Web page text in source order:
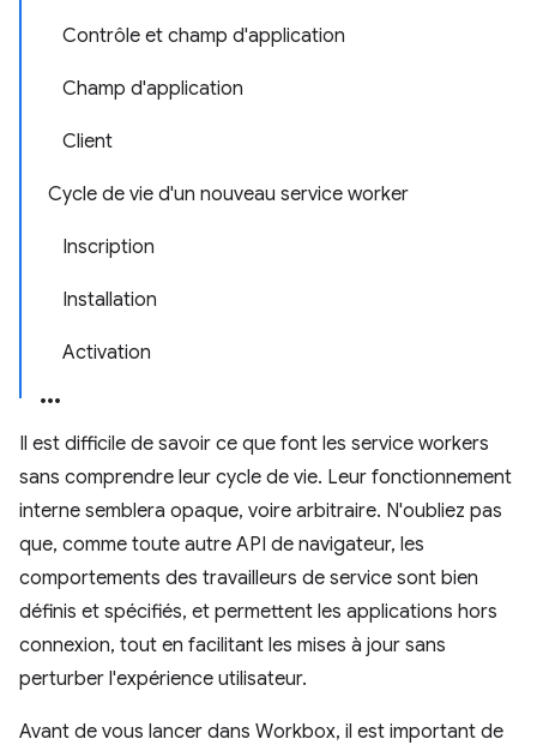
Contrôle et champ d'application
Champ d'application
Client
Cycle de vie d'un nouveau service worker
Inscription
Installation
Activation
Il est difficile de savoir ce que font les service workers
sans comprendre leur cycle de vie. Leur fonctionnement
interne semblera opaque, voire arbitraire. N'oubliez pas
que, comme toute autre API de navigateur, les
comportements des travailleurs de service sont bien
définis et spécifiés, et permettent les applications hors
connexion, tout en facilitant les mises à jour sans
perturber l'expérience utilisateur.
Avant de vous lancer dans Workbox, il est important de